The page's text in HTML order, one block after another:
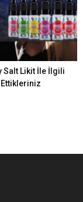
Salt Likit İle İlgili